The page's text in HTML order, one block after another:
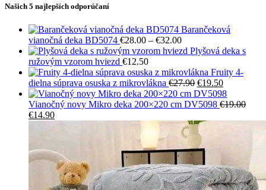
Našich 5 najlepších odporúčaní
Barančeková
vianočná deka BD5074 €28.00 – €32.00Price
range:
through
€32.00
Plyšová deka s
ružovým vzorom hviezd €12.50
Fruity 4-
dielna súprava osuska z mikrovlákna €27.90 Pôvodná
cena
bola:
€19.50Aktuálna
cena
je:
Vianočný novy Mikro deka 200×220 cm DV5098 €19.00
Pôvodná
€14.90Aktuálna